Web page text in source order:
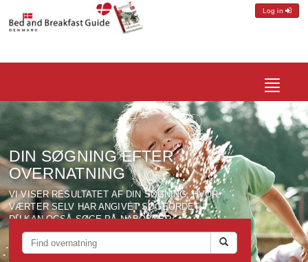
Log in
Toggle
DIN SØGNING EFTER
OVERNATNING
VI VISER RESULTATET AF DIN SØGNING, HVOR
VÆRTER SELV HAR ANGIVET SØGEORDET.
DU KAN OGSÅ SØGE PÅ NABOBYER,
SEVÆRDIGHEDER, VÆRTSNAVN ELLER ANDRE
SØGEORD VÆRTERNE MÅTTE HAVE ANGIVET FOR
DERES OMRÅDE.